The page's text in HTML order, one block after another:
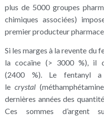
plus de 5000 groupes
chimiques associées)
premier producteur
Si les marges à la revente du
la cocaïne (> 3000 %), il
(2400 %). Le fentanyl a
le crystal
dernières années des
Ces sommes d’argent